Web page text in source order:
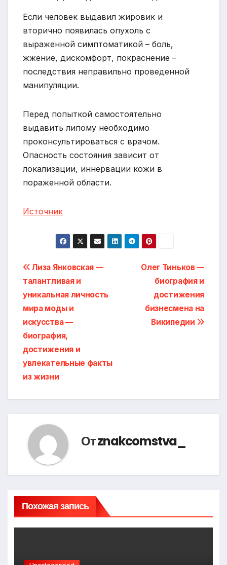
Если человек выдавил жировик и
вторично появилась опухоль с
выраженной симптоматикой – боль,
жжение, дискомфорт, покраснение –
последствия неправильно проведенной
манипуляции.
Перед попыткой самостоятельно
выдавить липому необходимо
проконсультироваться с врачом.
Опасность состояния зависит от
локализации, иннервации кожи в
пораженной области.
Источник
Навигация
по
записям
Олег Тиньков —
биография и
достижения
бизнесмена на
Википедии
Лиза Янковская —
талантливая и
уникальная личность
мира моды и
искусства —
биография,
достижения и
увлекательные факты
из жизни
Отznakcomstva_
Похожая запись